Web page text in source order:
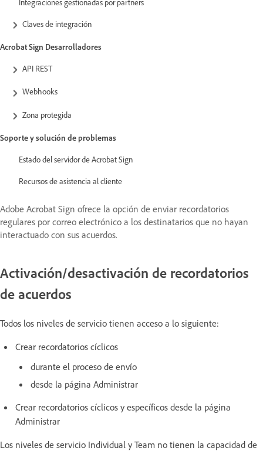
Integraciones gestionadas por partners
Claves de integración
Acrobat Sign Desarrolladores
API REST
Webhooks
Zona protegida
Soporte y solución de problemas
Estado del servidor de Acrobat Sign
Recursos de asistencia al cliente
Adobe Acrobat Sign ofrece la opción de enviar recordatorios
regulares por correo electrónico a los destinatarios que no hayan
interactuado con sus acuerdos.
Activación/desactivación de recordatorios
de acuerdos
Todos los niveles de servicio tienen acceso a lo siguiente:
Crear recordatorios cíclicos
durante el proceso de envío
desde la página Administrar
Crear recordatorios cíclicos y específicos desde la página
Administrar
Los niveles de servicio Individual y Team no tienen la capacidad de